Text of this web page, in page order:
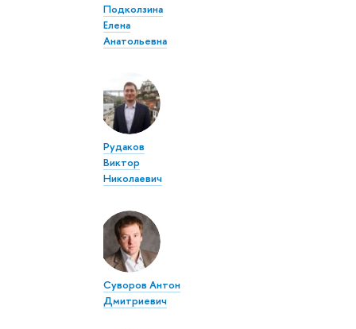
Подколзина
Елена
Анатольевна
Рудаков
Виктор
Николаевич
Суворов Антон
Дмитриевич